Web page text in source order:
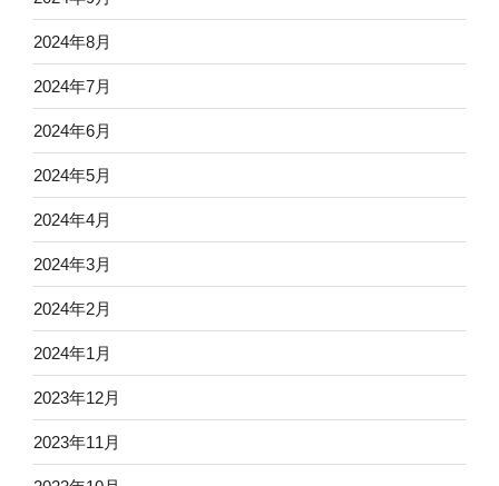
2024年8月
2024年7月
2024年6月
2024年5月
2024年4月
2024年3月
2024年2月
2024年1月
2023年12月
2023年11月